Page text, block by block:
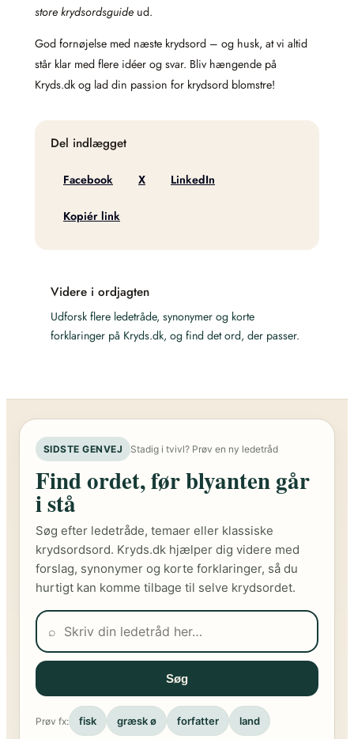
store krydsordsguide ud.
God fornøjelse med næste krydsord – og husk, at vi altid
står klar med flere idéer og svar. Bliv hængende på
Kryds.dk og lad din passion for krydsord blomstre!
Del indlægget
Facebook X LinkedIn
Kopiér link
Videre i ordjagten
Udforsk flere ledetråde, synonymer og korte
forklaringer på Kryds.dk, og find det ord, der passer.
SIDSTE GENVEJ Stadig i tvivl? Prøv en ny ledetråd
Find ordet, før blyanten går
i stå
Søg efter ledetråde, temaer eller klassiske
krydsordsord. Kryds.dk hjælper dig videre med
forslag, synonymer og korte forklaringer, så du
hurtigt kan komme tilbage til selve krydsordet.
⌕
Søg
Prøv fx: fisk græsk ø forfatter land